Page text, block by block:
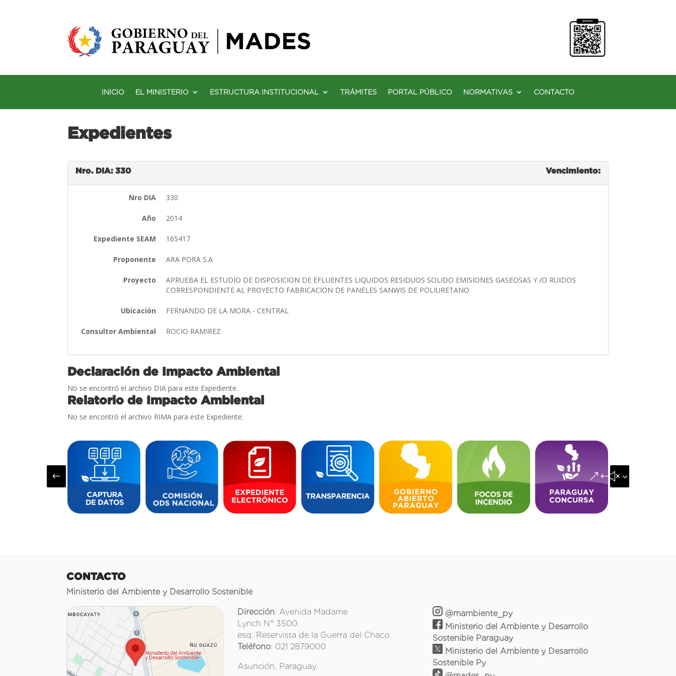
INICIO EL MINISTERIO ESTRUCTURA INSTITUCIONAL TRÁMITES PORTAL PÚBLICO NORMATIVAS CONTACTO
Expedientes
Nro. DIA: 330 Vencimiento:
Nro DIA 330
Año 2014
Expediente SEAM 165417
Proponente ARA PORA S.A
Proyecto
APRUEBA EL ESTUDIO DE DISPOSICION DE EFLUENTES LIQUIDOS RESIDUOS SOLIDO EMISIONES GASEOSAS Y /O RUIDOS
CORRESPONDIENTE AL PROYECTO FABRICACION DE PANELES SANWIS DE POLIURETANO
Ubicación FERNANDO DE LA MORA - CENTRAL
Consultor Ambiental ROCIO RAMIREZ
Declaración de Impacto Ambiental
No se encontró el archivo DIA para este Expediente.
Relatorio de Impacto Ambiental
No se encontró el archivo RIMA para este Expediente.
# &#x35;
CONTACTO
Ministerio del Ambiente y Desarrollo Sostenible
Dirección: Avenida Madame
Lynch N° 3500.
esq. Reservista de la Guerra del Chaco.
Teléfono: 021 2879000
Asunción, Paraguay.
@mambiente_py
Ministerio del Ambiente y Desarrollo
Sostenible Paraguay
Ministerio del Ambiente y Desarrollo
Sostenible Py